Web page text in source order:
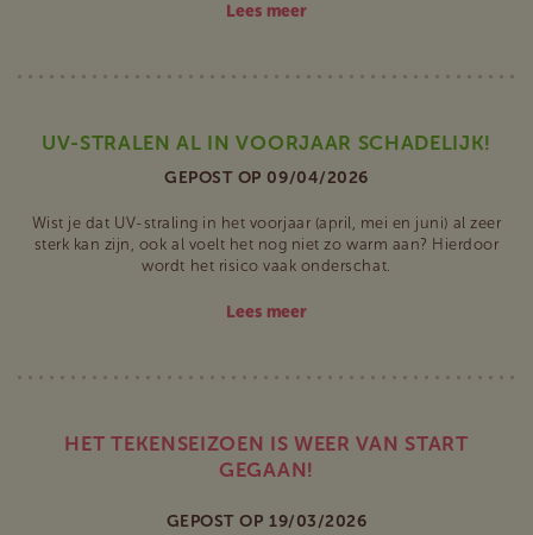
Lees meer
UV-STRALEN AL IN VOORJAAR SCHADELIJK!
GEPOST OP 09/04/2026
Wist je dat UV-straling in het voorjaar (april, mei en juni) al zeer
sterk kan zijn, ook al voelt het nog niet zo warm aan? Hierdoor
wordt het risico vaak onderschat.
Lees meer
HET TEKENSEIZOEN IS WEER VAN START
GEGAAN!
GEPOST OP 19/03/2026